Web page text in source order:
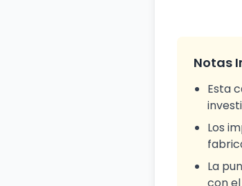
Notas
Esta
Los
La